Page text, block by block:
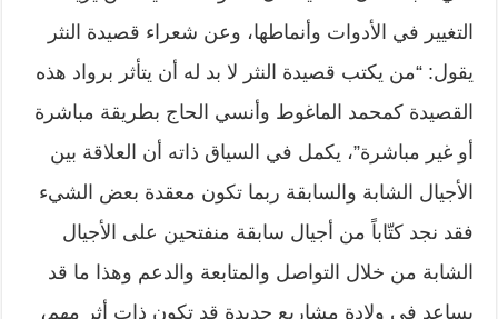
التغيير في الأدوات وأنماطها، وعن شعراء قصيدة النثر
يقول: “من يكتب قصيدة النثر لا بد له أن يتأثر برواد هذه
القصيدة كمحمد الماغوط وأنسي الحاج بطريقة مباشرة
أو غير مباشرة”، يكمل في السياق ذاته أن العلاقة بين
الأجيال الشابة والسابقة ربما تكون معقدة بعض الشيء
فقد نجد كتّاباً من أجيال سابقة منفتحين على الأجيال
الشابة من خلال التواصل والمتابعة والدعم وهذا ما قد
يساعد في ولادة مشاريع جديدة قد تكون ذات أثر مهم،